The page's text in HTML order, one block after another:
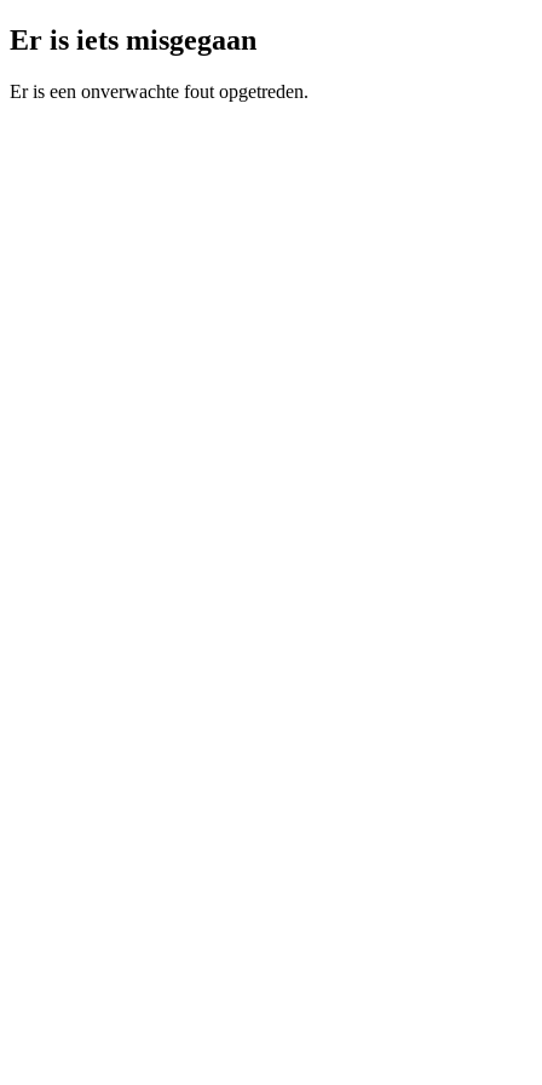
Er is iets misgegaan
Er is een onverwachte fout opgetreden.